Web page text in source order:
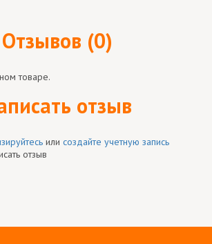
Отзывов (0)
товаре.
отзыв
или создайте учетную запись
отзыв